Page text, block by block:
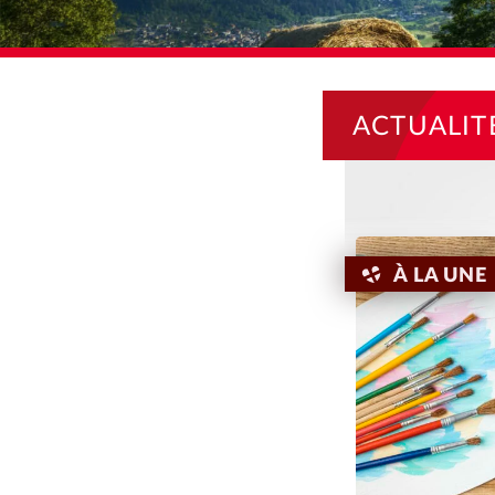
À LA UNE